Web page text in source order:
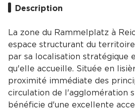
Description
La zone du Rammelplatz à
espace structurant du
par sa localisation stratégique
qu'elle accueille. Située en
proximité immédiate des
circulation de l'agglomération
bénéficie d'une excellente